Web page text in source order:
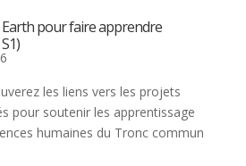
pour faire apprendre
les liens vers les projets
pour soutenir les apprentissage
humaines du Tronc commun